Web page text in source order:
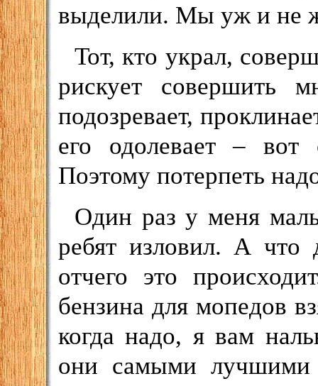
выделили. Мы уж и не
Тот, кто украл,
рискует совершить
подозревает,
его одолевает – вот
Поэтому потерпеть
Один раз у меня
ребят изловил. А что
отчего это
бензина для мопедов
когда надо, я вам
они самыми лучшими